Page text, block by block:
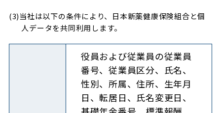
(3)当社は以下の条件により、日本新薬健康保険組合と個
人データを共同利用します。
役員および従業員の従業員
番号、従業員区分、氏名、
性別、所属、住所、生年月
日、転居日、氏名変更日、